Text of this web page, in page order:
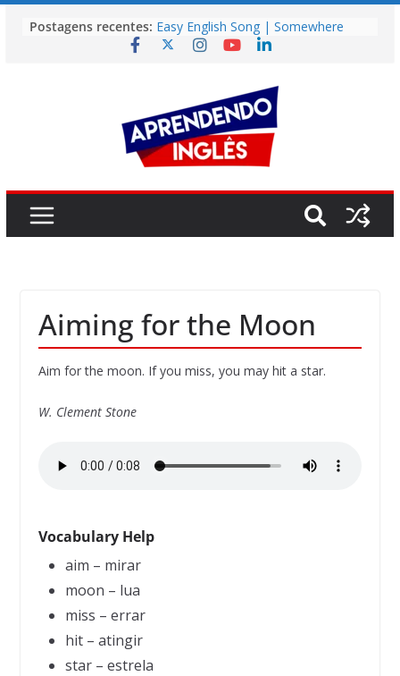
para
Postagens recentes: Easy English Song | Somewhere
Over the Rainbow (Israel
Melody (Alex North)
Vídeo | How I m using NotebookLM
to power up my language learning
Vídeo | Do imaginary friends make
you smarter?
Story | Brasília: The City That Rose
Aiming for the Moon
Aim for the moon. If you miss, you may hit a star.
W. Clement Stone
Vocabulary Help
aim – mirar
moon – lua
miss – errar
hit – atingir
star – estrela